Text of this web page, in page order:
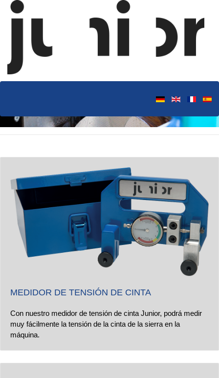
MEDIDOR DE TENSIÓN DE CINTA
Con nuestro medidor de tensión de cinta Junior, podrá medir
muy fácilmente la tensión de la cinta de la sierra en la
máquina.